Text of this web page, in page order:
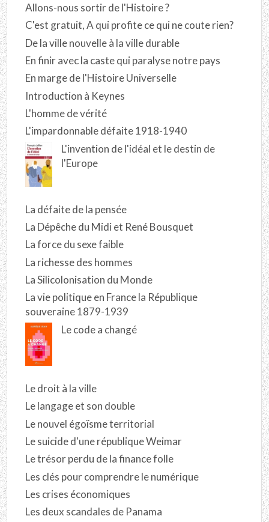
Allons-nous sortir de l'Histoire ?
C'est gratuit, A qui profite ce qui ne coute rien?
De la ville nouvelle à la ville durable
En finir avec la caste qui paralyse notre pays
En marge de l'Histoire Universelle
Introduction à Keynes
L'homme de vérité
L'impardonnable défaite 1918-1940
L'invention de l'idéal et le destin de
l'Europe
La défaite de la pensée
La Dépêche du Midi et René Bousquet
La force du sexe faible
La richesse des hommes
La Silicolonisation du Monde
La vie politique en France la République
souveraine 1879-1939
Le code a changé
Le droit à la ville
Le langage et son double
Le nouvel égoïsme territorial
Le suicide d'une république Weimar
Le trésor perdu de la finance folle
Les clés pour comprendre le numérique
Les crises économiques
Les deux scandales de Panama